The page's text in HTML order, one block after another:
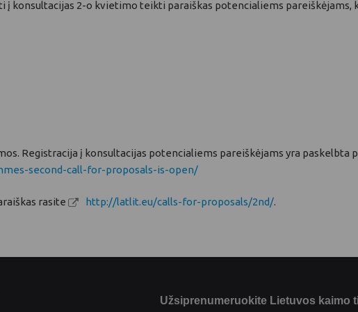
į konsultacijas 2-o kvietimo teikti paraiškas potencialiems pareiškėjams,
Registracija į konsultacijas potencialiems pareiškėjams yra paskelbta
second-call-for-proposals-is-open/
rasite http://latlit.eu/calls-for-proposals/2nd/.
Užsiprenumeruokite Lietuvos kaimo